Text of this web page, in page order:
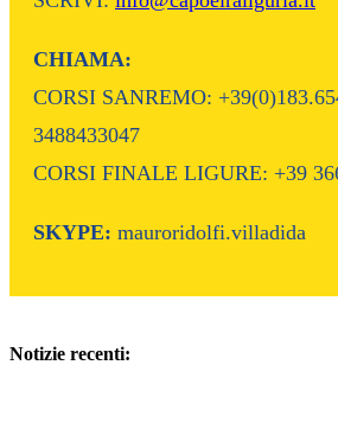
CHIAMA:
CORSI SANREMO:
3488433047
CORSI FINALE LIGURE: +39
SKYPE: mauroridolfi.villadida
Notizie recenti: